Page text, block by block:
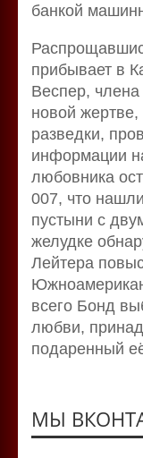
банкой
прибывает в
Веспер, члена
новой жертве,
разведки,
информации
любовника
007, что
пустыни с
желудке
Лейтера
всего Бонд
любви,
подаренный
МЫ